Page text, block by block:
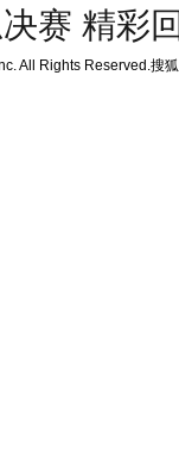
赛 精彩
All Rights Reserved.搜